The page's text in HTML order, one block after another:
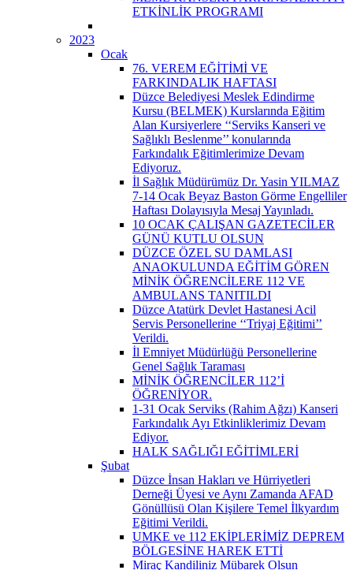
ETKİNLİK PROGRAMI
2023
Ocak
76. VEREM EĞİTİMİ VE
FARKINDALIK HAFTASI
Düzce Belediyesi Meslek Edindirme
Kursu (BELMEK) Kurslarında Eğitim
Alan Kursiyerlere ‘‘Serviks Kanseri ve
Sağlıklı Beslenme’’ konularında
Farkındalık Eğitimlerimize Devam
Ediyoruz.
İl Sağlık Müdürümüz Dr. Yasin YILMAZ
7-14 Ocak Beyaz Baston Görme Engelliler
Haftası Dolayısıyla Mesaj Yayınladı.
10 OCAK ÇALIŞAN GAZETECİLER
GÜNÜ KUTLU OLSUN
DÜZCE ÖZEL SU DAMLASI
ANAOKULUNDA EĞİTİM GÖREN
MİNİK ÖĞRENCİLERE 112 VE
AMBULANS TANITILDI
Düzce Atatürk Devlet Hastanesi Acil
Servis Personellerine ‘‘Triyaj Eğitimi’’
Verildi.
İl Emniyet Müdürlüğü Personellerine
Genel Sağlık Taraması
MİNİK ÖĞRENCİLER 112’İ
ÖĞRENİYOR.
1-31 Ocak Serviks (Rahim Ağzı) Kanseri
Farkındalık Ayı Etkinliklerimiz Devam
Ediyor.
HALK SAĞLIĞI EĞİTİMLERİ
Şubat
Düzce İnsan Hakları ve Hürriyetleri
Derneği Üyesi ve Aynı Zamanda AFAD
Gönüllüsü Olan Kişilere Temel İlkyardım
Eğitimi Verildi.
UMKE ve 112 EKİPLERİMİZ DEPREM
BÖLGESİNE HAREK ETTİ
Miraç Kandiliniz Mübarek Olsun